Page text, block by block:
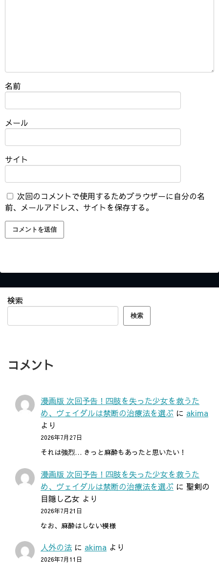
名前
メール
サイト
次回のコメントで使用するためブラウザーに自分の名
前、メールアドレス、サイトを保存する。
検索
検索
コメント
漫画版 次回予告！四肢を失った少女を救うた
め、ヴェイダルは禁断の治療法を選ぶ に akima
より
2026年7月27日
それは強烈… きっと麻酔もあったと思いたい！
漫画版 次回予告！四肢を失った少女を救うた
め、ヴェイダルは禁断の治療法を選ぶ に 聖剣の
目隠し乙女 より
2026年7月21日
なお、麻酔はしない模様
人外の法 に akima より
2026年7月11日